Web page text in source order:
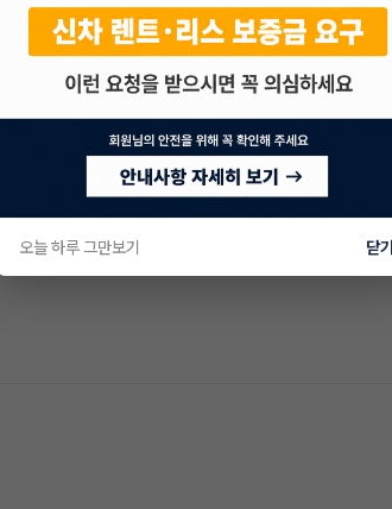
오늘 하루 그만보기 닫기